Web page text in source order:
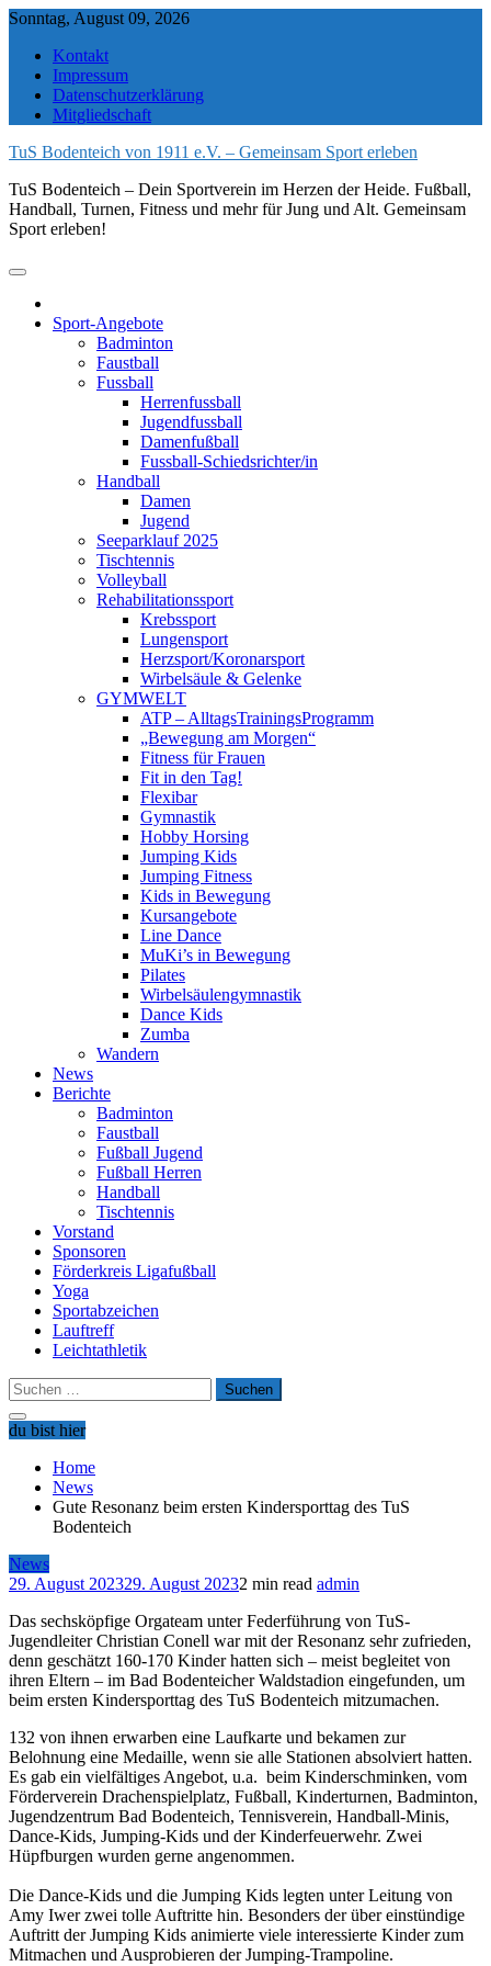
Skip
content
Sonntag, August 09, 2026
Kontakt
Impressum
Datenschutzerklärung
Mitgliedschaft
TuS Bodenteich von 1911 e.V. – Gemeinsam Sport erleben
TuS Bodenteich – Dein Sportverein im Herzen der Heide. Fußball,
Handball, Turnen, Fitness und mehr für Jung und Alt. Gemeinsam
Sport erleben!
Sport-Angebote
Badminton
Faustball
Fussball
Herrenfussball
Jugendfussball
Damenfußball
Fussball-Schiedsrichter/in
Handball
Damen
Jugend
Seeparklauf 2025
Tischtennis
Volleyball
Rehabilitationssport
Krebssport
Lungensport
Herzsport/Koronarsport
Wirbelsäule & Gelenke
GYMWELT
ATP – AlltagsTrainingsProgramm
„Bewegung am Morgen“
Fitness für Frauen
Fit in den Tag!
Flexibar
Gymnastik
Hobby Horsing
Jumping Kids
Jumping Fitness
Kids in Bewegung
Kursangebote
Line Dance
MuKi’s in Bewegung
Pilates
Wirbelsäulengymnastik
Dance Kids
Zumba
Wandern
News
Berichte
Badminton
Faustball
Fußball Jugend
Fußball Herren
Handball
Tischtennis
Vorstand
Sponsoren
Förderkreis Ligafußball
Yoga
Sportabzeichen
Lauftreff
Leichtathletik
Suchen
nach:
du bist hier
Home
News
Gute Resonanz beim ersten Kindersporttag des TuS
Bodenteich
News
29. August 202329. August 20232 min read admin
Das sechsköpfige Orgateam unter Federführung von TuS-
Jugendleiter Christian Conell war mit der Resonanz sehr zufrieden,
denn geschätzt 160-170 Kinder hatten sich – meist begleitet von
ihren Eltern – im Bad Bodenteicher Waldstadion eingefunden, um
beim ersten Kindersporttag des TuS Bodenteich mitzumachen.
132 von ihnen erwarben eine Laufkarte und bekamen zur
Belohnung eine Medaille, wenn sie alle Stationen absolviert hatten.
Es gab ein vielfältiges Angebot, u.a. beim Kinderschminken, vom
Förderverein Drachenspielplatz, Fußball, Kinderturnen, Badminton,
Jugendzentrum Bad Bodenteich, Tennisverein, Handball-Minis,
Dance-Kids, Jumping-Kids und der Kinderfeuerwehr. Zwei
Hüpfburgen wurden gerne angenommen.
Die Dance-Kids und die Jumping Kids legten unter Leitung von
Amy Iwer zwei tolle Auftritte hin. Besonders der über einstündige
Auftritt der Jumping Kids animierte viele interessierte Kinder zum
Mitmachen und Ausprobieren der Jumping-Trampoline.